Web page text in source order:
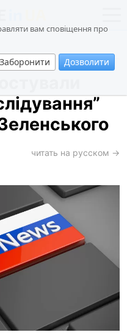
вам сповіщення про
Заборонити Дозволити
лонгріди
gambling
читать на русском →